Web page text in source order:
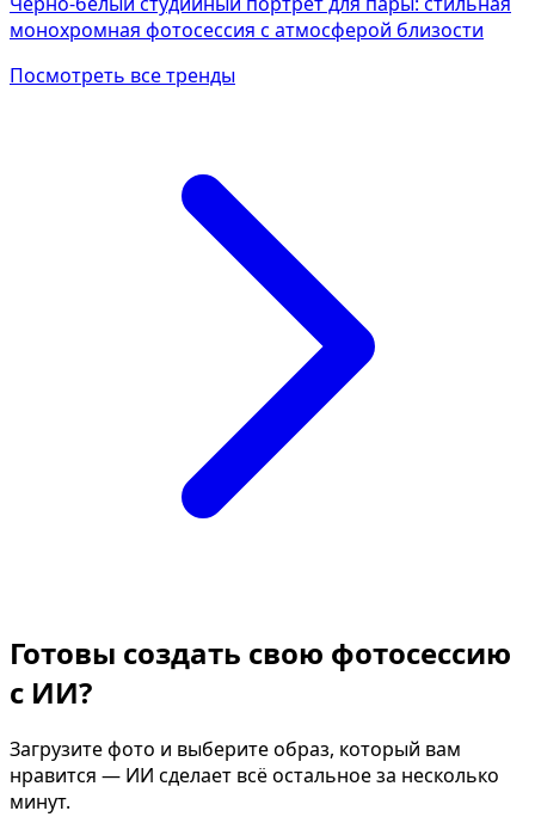
монохромная фотосессия с атмосферой близости
Посмотреть все тренды
Готовы создать свою фотосессию
с ИИ?
Загрузите фото и выберите образ, который вам
нравится — ИИ сделает всё остальное за несколько
минут.